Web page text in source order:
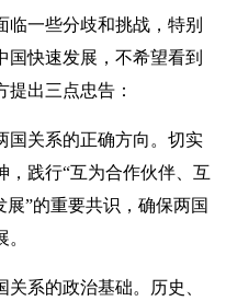
临一些分歧和挑战，特别
国快速发展，不希望看到
出三点忠告：
国关系的正确方向。切实
，践行“互为合作伙伴、互
”的重要共识，确保两国
系的政治基础。历史、